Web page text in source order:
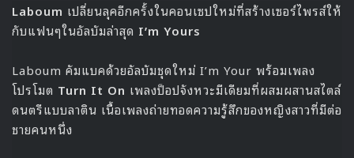
Laboum เปลี่ยนลุคอีกครั้งในคอนเซปใหม่ที่สร้างเซอร์ไพรส์ให้
กับแฟนๆในอัลบัมล่าสุด I’m Yours
Laboum คัมแบคด้วยอัลบัมชุดใหม่ I’m Your พร้อมเพลง
โปรโมต Turn It On เพลงป็อปจังหวะมีเดียมที่ผสมผสานสไตล์
ดนตรีแบบลาติน เนื้อเพลงถ่ายทอดความรู้สึกของหญิงสาวที่มีต่อ
ชายคนหนึ่ง